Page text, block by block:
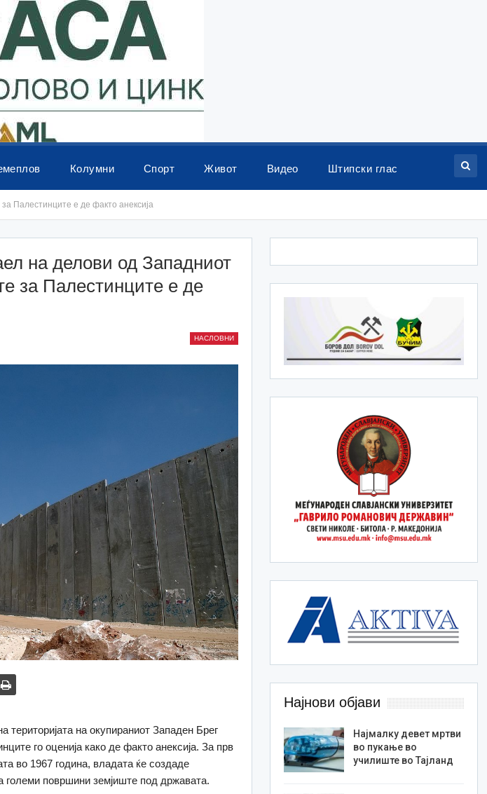
Колумни Спорт Живот Видео Штипски глас
Палестинците е де факто анексија
на делови од Западниот
за Палестинците е де
НАСЛОВНИ
територијата на окупираниот Западен Брег
го оценија како де факто анексија. За прв
во 1967 година, владата ќе создаде
големи површини земјиште под државата.
Најнови објави
Најмалку девет мртви
во пукање во
училиште во Тајланд